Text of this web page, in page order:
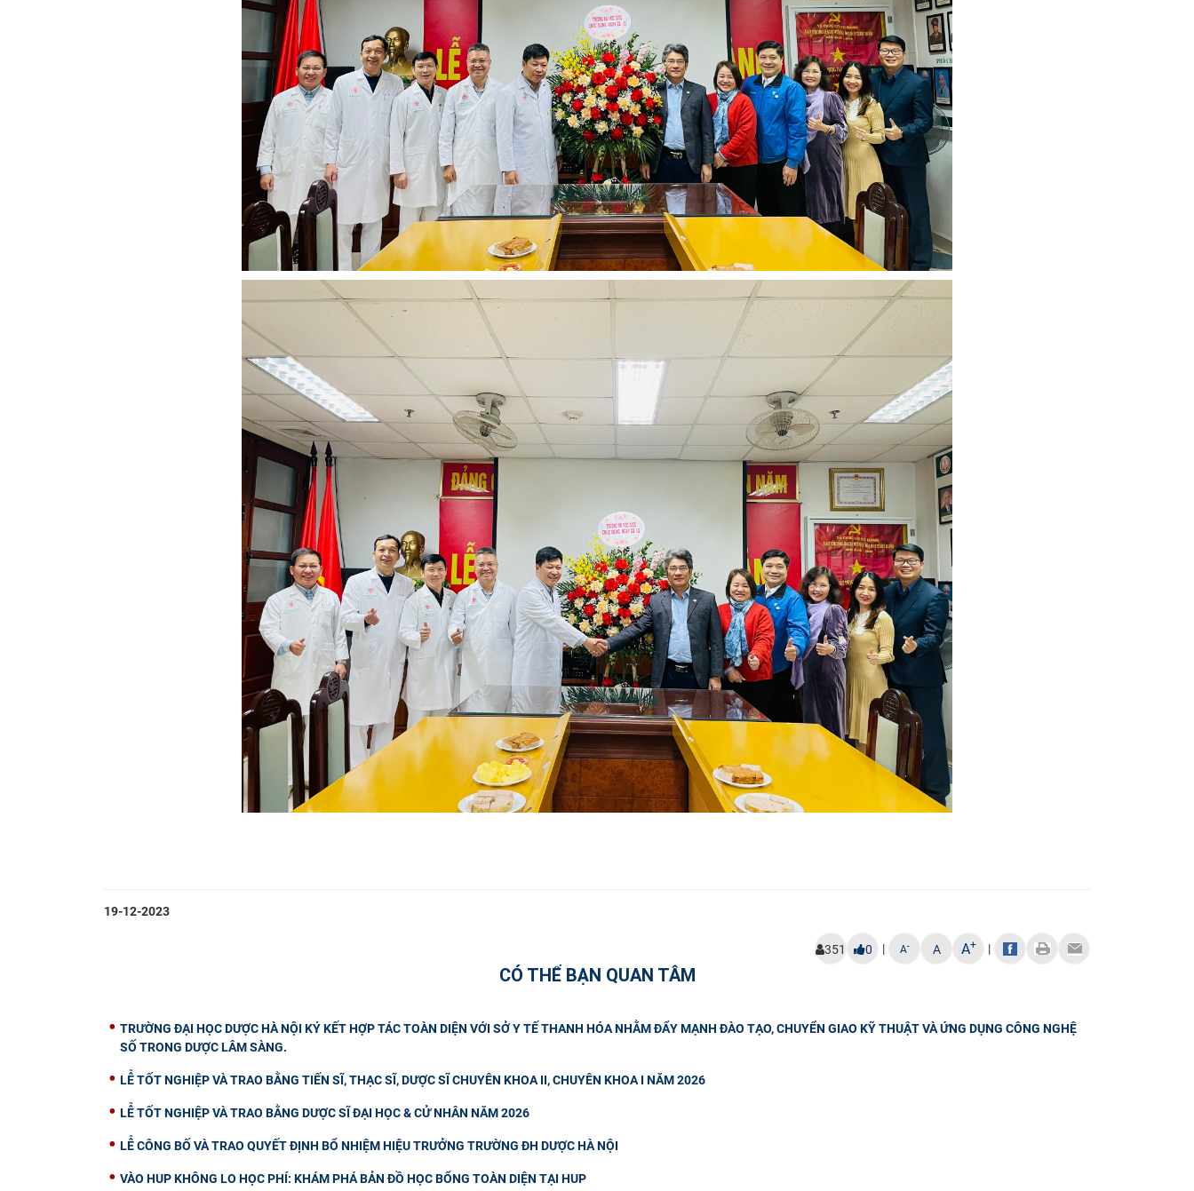
19-12-2023
351 0 | A- A A+ |
CÓ THỂ BẠN QUAN TÂM
TRƯỜNG ĐẠI HỌC DƯỢC HÀ NỘI KÝ KẾT HỢP TÁC TOÀN DIỆN VỚI SỞ Y TẾ THANH HÓA NHẰM ĐẨY MẠNH ĐÀO TẠO, CHUYỂN GIAO KỸ THUẬT VÀ ỨNG DỤNG CÔNG NGHỆ
SỐ TRONG DƯỢC LÂM SÀNG.
LỄ TỐT NGHIỆP VÀ TRAO BẰNG TIẾN SĨ, THẠC SĨ, DƯỢC SĨ CHUYÊN KHOA II, CHUYÊN KHOA I NĂM 2026
LỄ TỐT NGHIỆP VÀ TRAO BẰNG DƯỢC SĨ ĐẠI HỌC & CỬ NHÂN NĂM 2026
LỄ CÔNG BỐ VÀ TRAO QUYẾT ĐỊNH BỔ NHIỆM HIỆU TRƯỞNG TRƯỜNG ĐH DƯỢC HÀ NỘI
VÀO HUP KHÔNG LO HỌC PHÍ: KHÁM PHÁ BẢN ĐỒ HỌC BỔNG TOÀN DIỆN TẠI HUP